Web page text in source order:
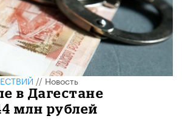
//Новость
в Дагестане
млн рублей